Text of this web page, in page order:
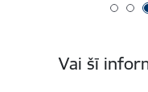
Vai šī